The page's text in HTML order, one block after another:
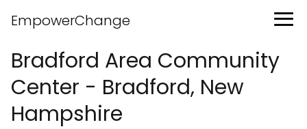
EmpowerChange
Bradford Area Community
Center - Bradford, New
Hampshire